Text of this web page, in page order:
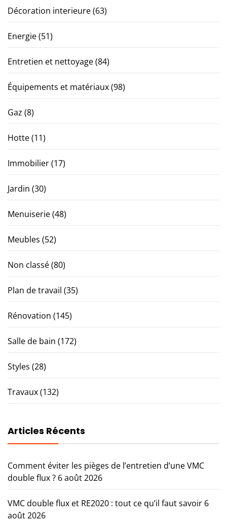
Décoration interieure(63)
Energie(51)
Entretien et nettoyage(84)
Équipements et matériaux(98)
Gaz (8)
Hotte(11)
Immobilier(17)
Jardin (30)
Menuiserie(48)
Meubles (52)
Non classé(80)
Plan de travail (35)
Rénovation (145)
Salle de bain (172)
Styles (28)
Travaux(132)
Articles Récents
Comment éviter les pièges de l’entretien d’une VMC
double flux ? 6 août 2026
VMC double flux et RE2020 : tout ce qu’il faut savoir 6
août 2026